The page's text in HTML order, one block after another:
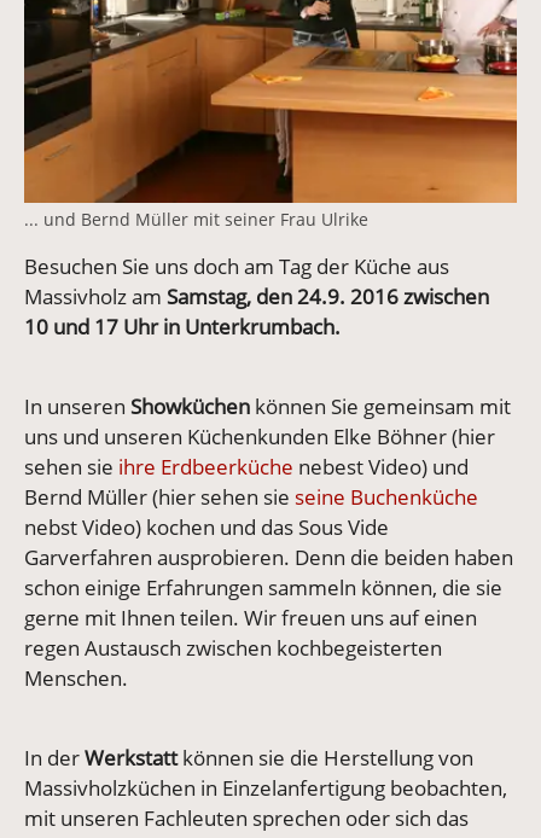
... und Bernd Müller mit seiner Frau Ulrike
Besuchen Sie uns doch am Tag der Küche aus
Massivholz am Samstag, den 24.9. 2016 zwischen
10 und 17 Uhr in Unterkrumbach.
In unseren Showküchen können Sie gemeinsam mit
uns und unseren Küchenkunden Elke Böhner (hier
sehen sie ihre Erdbeerküche nebest Video) und
Bernd Müller (hier sehen sie seine Buchenküche
nebst Video) kochen und das Sous Vide
Garverfahren ausprobieren. Denn die beiden haben
schon einige Erfahrungen sammeln können, die sie
gerne mit Ihnen teilen. Wir freuen uns auf einen
regen Austausch zwischen kochbegeisterten
Menschen.
In derWerkstattkönnen sie die Herstellung von
Massivholzküchen in Einzelanfertigung beobachten,
mit unseren Fachleuten sprechen oder sich das